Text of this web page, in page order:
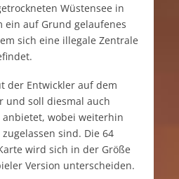
Wüstensee in
ein auf Grund gelaufenes
sich eine illegale Zentrale
der Entwickler auf dem
und soll diesmal auch
wobei weiterhin
sind. Die 64
wird sich in der Größe
Version unterscheiden.